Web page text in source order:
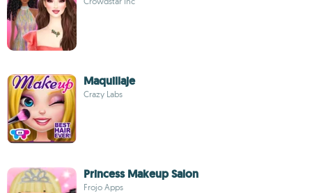
Maquillaje
Crazy Labs
Princess Makeup Salon
Frojo Apps